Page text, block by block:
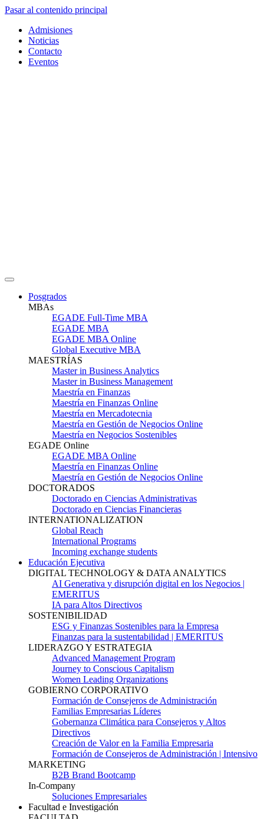
Pasar al contenido principal
Admisiones
Noticias
Contacto
Eventos
Posgrados
MBAs
EGADE Full-Time MBA
EGADE MBA
EGADE MBA Online
Global Executive MBA
MAESTRÍAS
Master in Business Analytics
Master in Business Management
Maestría en Finanzas
Maestría en Finanzas Online
Maestría en Mercadotecnia
Maestría en Gestión de Negocios Online
Maestría en Negocios Sostenibles
EGADE Online
EGADE MBA Online
Maestría en Finanzas Online
Maestría en Gestión de Negocios Online
DOCTORADOS
Doctorado en Ciencias Administrativas
Doctorado en Ciencias Financieras
INTERNATIONALIZATION
Global Reach
International Programs
Incoming exchange students
Educación Ejecutiva
DIGITAL TECHNOLOGY & DATA ANALYTICS
AI Generativa y disrupción digital en los Negocios |
EMERITUS
IA para Altos Directivos
SOSTENIBILIDAD
ESG y Finanzas Sostenibles para la Empresa
Finanzas para la sustentabilidad | EMERITUS
LIDERAZGO Y ESTRATEGIA
Advanced Management Program
Journey to Conscious Capitalism
Women Leading Organizations
GOBIERNO CORPORATIVO
Formación de Consejeros de Administración
Familias Empresarias Líderes
Gobernanza Climática para Consejeros y Altos
Directivos
Creación de Valor en la Familia Empresaria
Formación de Consejeros de Administración | Intensivo
MARKETING
B2B Brand Bootcamp
In-Company
Soluciones Empresariales
Facultad e Investigación